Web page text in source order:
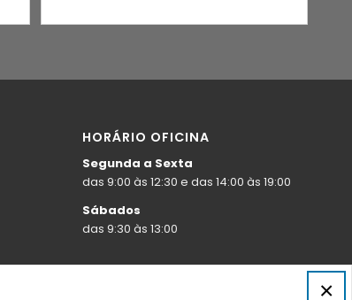
HORÁRIO OFICINA
Segunda a Sexta
das 9:00 às 12:30 e das 14:00 às 19:00
Sábados
das 9:30 às 13:00
×